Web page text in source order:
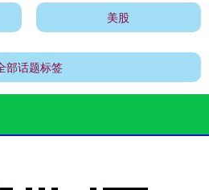
美股
部话题标签